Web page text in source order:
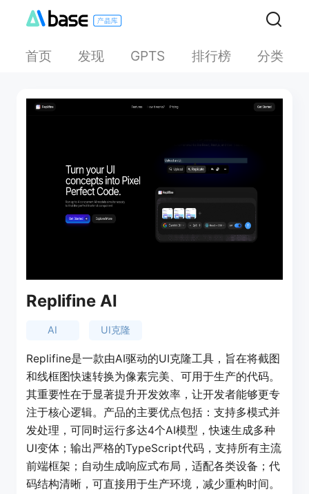
首页 发现 GPTS 排行榜 分类
Replifine AI
AI UI克隆
Replifine是一款由AI驱动的UI克隆工具，旨在将截图
和线框图快速转换为像素完美、可用于生产的代码。
其重要性在于显著提升开发效率，让开发者能够更专
注于核心逻辑。产品的主要优点包括：支持多模式并
发处理，可同时运行多达4个AI模型，快速生成多种
UI变体；输出严格的TypeScript代码，支持所有主流
前端框架；自动生成响应式布局，适配各类设备；代
码结构清晰，可直接用于生产环境，减少重构时间。